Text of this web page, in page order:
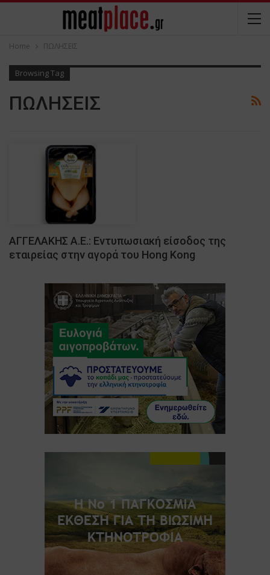
Home ΠΩΛΗΣΕΙΣ
Browsing Tag
ΠΩΛΗΣΕΙΣ
ΑΓΓΕΛΑΚΗΣ Α.Ε.: Εντυπωσιακή είσοδος της
εταιρείας στην αγορά του Hong Kong